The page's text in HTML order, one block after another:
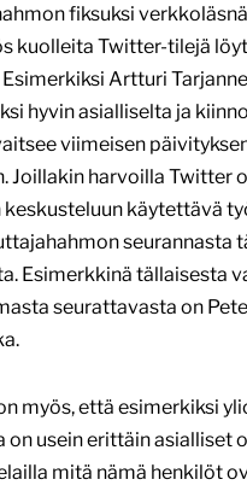
fiksuksi
kuolleita Twitter-tilejä
Artturi
hyvin asialliselta ja
viimeisen
Joillakin harvoilla Twitter
keskusteluun käytettävä
seurannasta
Esimerkkinä tällaisesta
seurattavasta on
myös, että esimerkiksi
on usein erittäin asialliset
mitä nämä henkilöt